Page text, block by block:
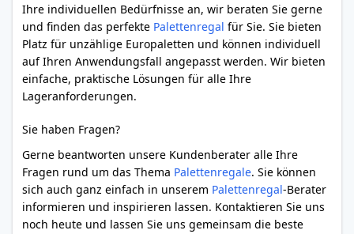
Ihre individuellen Bedürfnisse an, wir beraten Sie gerne
und finden das perfekte Palettenregal für Sie. Sie bieten
Platz für unzählige Europaletten und können individuell
auf Ihren Anwendungsfall angepasst werden. Wir bieten
einfache, praktische Lösungen für alle Ihre
Lageranforderungen.
Sie haben Fragen?
Gerne beantworten unsere Kundenberater alle Ihre
Fragen rund um das Thema Palettenregale. Sie können
sich auch ganz einfach in unserem Palettenregal-Berater
informieren und inspirieren lassen. Kontaktieren Sie uns
noch heute und lassen Sie uns gemeinsam die beste